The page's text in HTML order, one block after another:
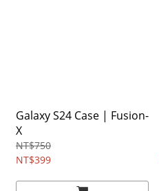
Galaxy S24 Case | Fusion-
X
NT$750
NT$399